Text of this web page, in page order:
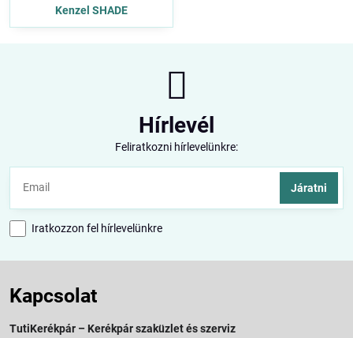
Kenzel SHADE
Hírlevél
Feliratkozni hírlevelünkre:
Járatni
Iratkozzon fel hírlevelünkre
Kapcsolat
TutiKerékpár – Kerékpár szaküzlet és szerviz